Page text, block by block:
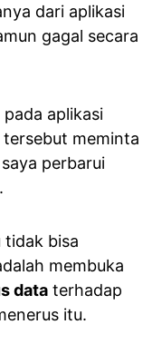
dari aplikasi
gagal secara
aplikasi
tersebut meminta
perbarui
tidak bisa
membuka
data terhadap
itu.